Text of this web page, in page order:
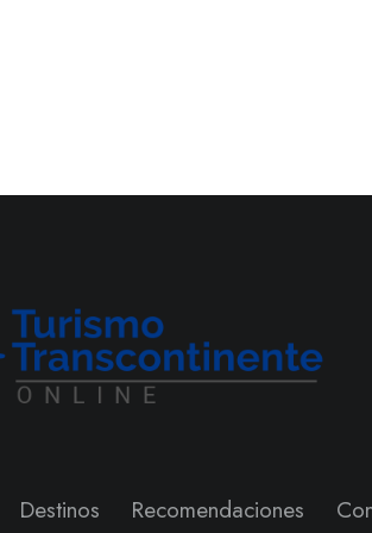
Destinos Recomendaciones